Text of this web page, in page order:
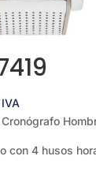
con 4 husos